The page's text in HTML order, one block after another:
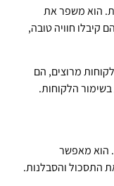
הוא משפר את
קיבלו חוויה טובה,
מרוצים, הם
הלקוחות.
הוא מאפשר
התסכול והסבלנות.